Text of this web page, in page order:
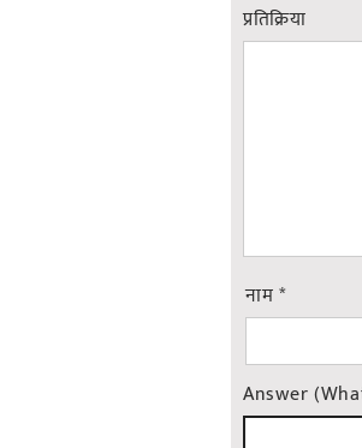
प्रतिक्रिया
नाम*
Answer